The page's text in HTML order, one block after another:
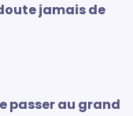
jamais de
passer au grand